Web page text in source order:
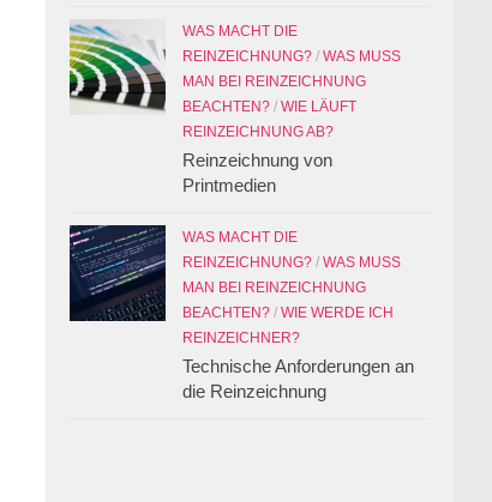
WAS MACHT DIE
REINZEICHNUNG? / WAS MUSS
MAN BEI REINZEICHNUNG
BEACHTEN? / WIE LÄUFT
REINZEICHNUNG AB?
Reinzeichnung von
Printmedien
WAS MACHT DIE
REINZEICHNUNG? / WAS MUSS
MAN BEI REINZEICHNUNG
BEACHTEN? / WIE WERDE ICH
REINZEICHNER?
Technische Anforderungen an
die Reinzeichnung